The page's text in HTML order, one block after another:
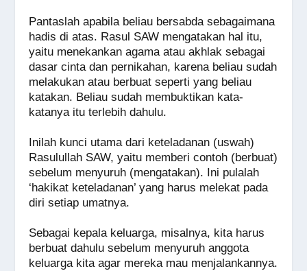
Pantaslah apabila beliau bersabda sebagaimana
hadis di atas. Rasul SAW mengatakan hal itu,
yaitu menekankan agama atau akhlak sebagai
dasar cinta dan pernikahan, karena beliau sudah
melakukan atau berbuat seperti yang beliau
katakan. Beliau sudah membuktikan kata-
katanya itu terlebih dahulu.
Inilah kunci utama dari keteladanan (uswah)
Rasulullah SAW, yaitu memberi contoh (berbuat)
sebelum menyuruh (mengatakan). Ini pulalah
‘hakikat keteladanan’ yang harus melekat pada
diri setiap umatnya.
Sebagai kepala keluarga, misalnya, kita harus
berbuat dahulu sebelum menyuruh anggota
keluarga kita agar mereka mau menjalankannya.